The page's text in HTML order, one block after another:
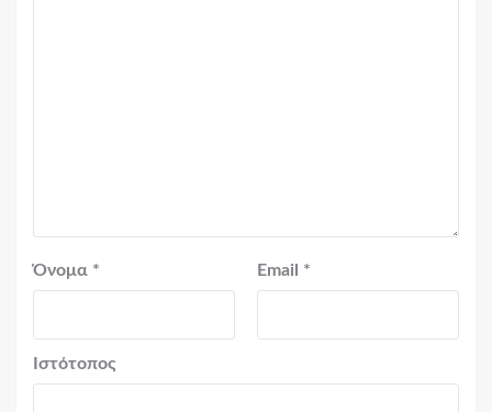
Όνομα * Email *
Ιστότοπος